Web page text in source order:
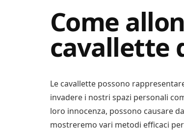
Tutto
Come
cavallette
Le cavallette possono
invadere i nostri spazi personali
loro innocenza, possono causare
mostreremo vari metodi efficaci